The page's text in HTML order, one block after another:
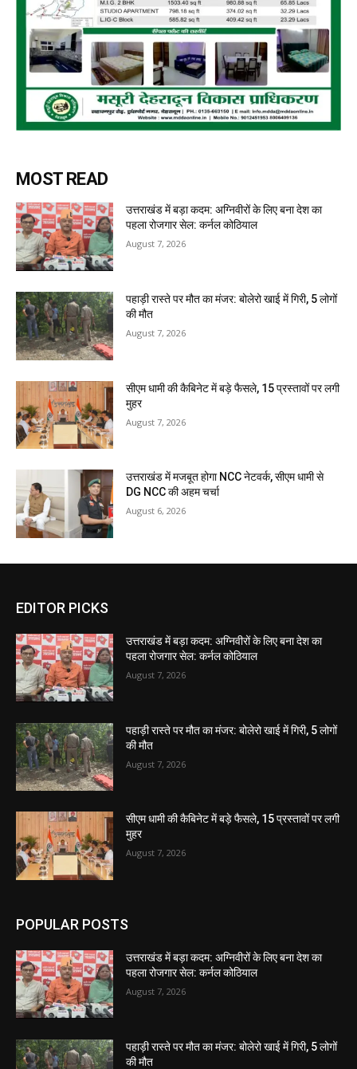
MOST READ
उत्तराखंड में बड़ा कदम: अग्निवीरों के लिए बना देश का
पहला रोजगार सेल: कर्नल कोठियाल
August 7, 2026
पहाड़ी रास्ते पर मौत का मंजर: बोलेरो खाई में गिरी, 5 लोगों
की मौत
August 7, 2026
सीएम धामी की कैबिनेट में बड़े फैसले, 15 प्रस्तावों पर लगी
मुहर
August 7, 2026
उत्तराखंड में मजबूत होगा NCC नेटवर्क, सीएम धामी से
DG NCC की अहम चर्चा
August 6, 2026
EDITOR PICKS
उत्तराखंड में बड़ा कदम: अग्निवीरों के लिए बना देश का
पहला रोजगार सेल: कर्नल कोठियाल
August 7, 2026
पहाड़ी रास्ते पर मौत का मंजर: बोलेरो खाई में गिरी, 5 लोगों
की मौत
August 7, 2026
सीएम धामी की कैबिनेट में बड़े फैसले, 15 प्रस्तावों पर लगी
मुहर
August 7, 2026
POPULAR POSTS
उत्तराखंड में बड़ा कदम: अग्निवीरों के लिए बना देश का
पहला रोजगार सेल: कर्नल कोठियाल
August 7, 2026
पहाड़ी रास्ते पर मौत का मंजर: बोलेरो खाई में गिरी, 5 लोगों
की मौत